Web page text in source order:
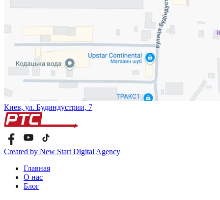
Киев, ул. Будиндустрии, 7
Created by New Start Digital Agency
Главная
О нас
Блог